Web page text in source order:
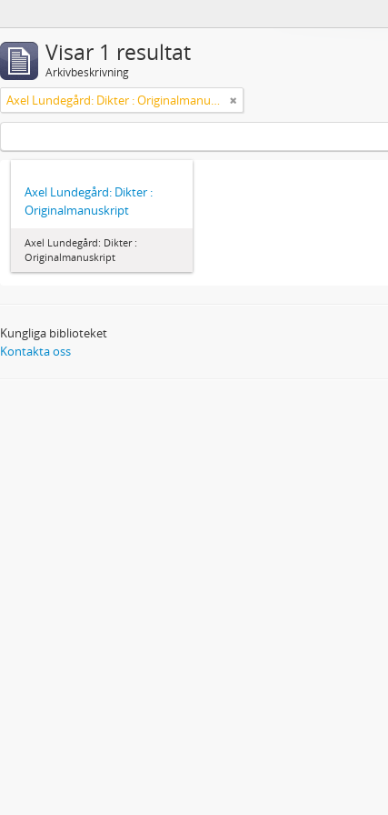
Visar 1 resultat
Arkivbeskrivning
Axel Lundegård: Dikter : Originalmanuskript
Axel Lundegård: Dikter :
Originalmanuskript
Axel Lundegård: Dikter :
Originalmanuskript
Kungliga biblioteket
Kontakta oss